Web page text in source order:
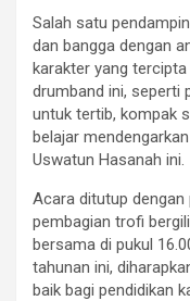
Salah satu
dan bangga dengan
karakter yang
drumband ini, seperti
untuk tertib, kompak
belajar
Uswatun Hasanah ini.
Acara ditutup
pembagian trofi
bersama di pukul
tahunan ini,
baik bagi pendidikan